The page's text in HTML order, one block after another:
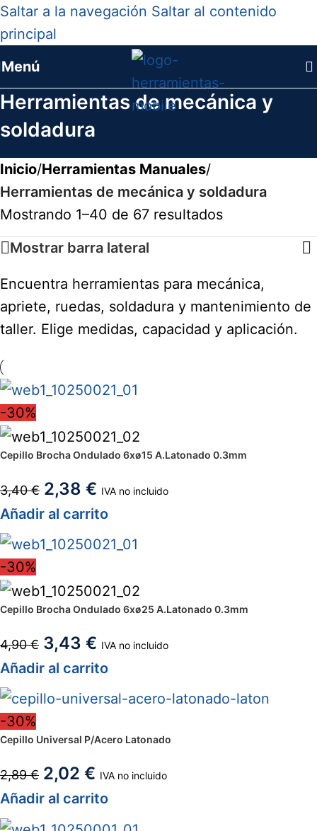
Saltar a la navegación Saltar al contenido
principal
Menú
Herramientas de mecánica y
soldadura
Inicio/Herramientas Manuales/
Herramientas de mecánica y soldadura
Mostrando 1–40 de 67 resultados
Mostrar barra lateral
Encuentra herramientas para mecánica,
apriete, ruedas, soldadura y mantenimiento de
taller. Elige medidas, capacidad y aplicación.
-30%
Cepillo Brocha Ondulado 6xø15 A.Latonado 0.3mm
3,40€ 2,38 € IVA no incluido
Añadir al carrito
-30%
Cepillo Brocha Ondulado 6xø25 A.Latonado 0.3mm
4,90€ 3,43 € IVA no incluido
Añadir al carrito
-30%
Cepillo Universal P/Acero Latonado
2,89€ 2,02 € IVA no incluido
Añadir al carrito